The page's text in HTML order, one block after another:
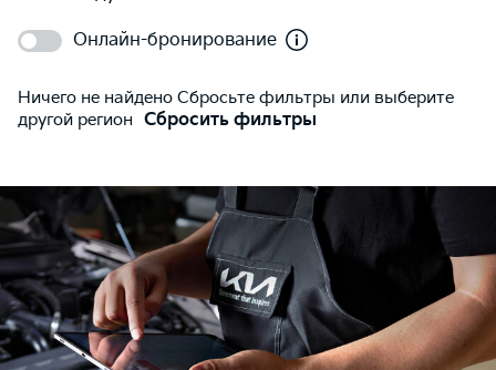
Онлайн-бронирование
Ничего не найдено Сбросьте фильтры или выберите
другой регион Сбросить фильтры